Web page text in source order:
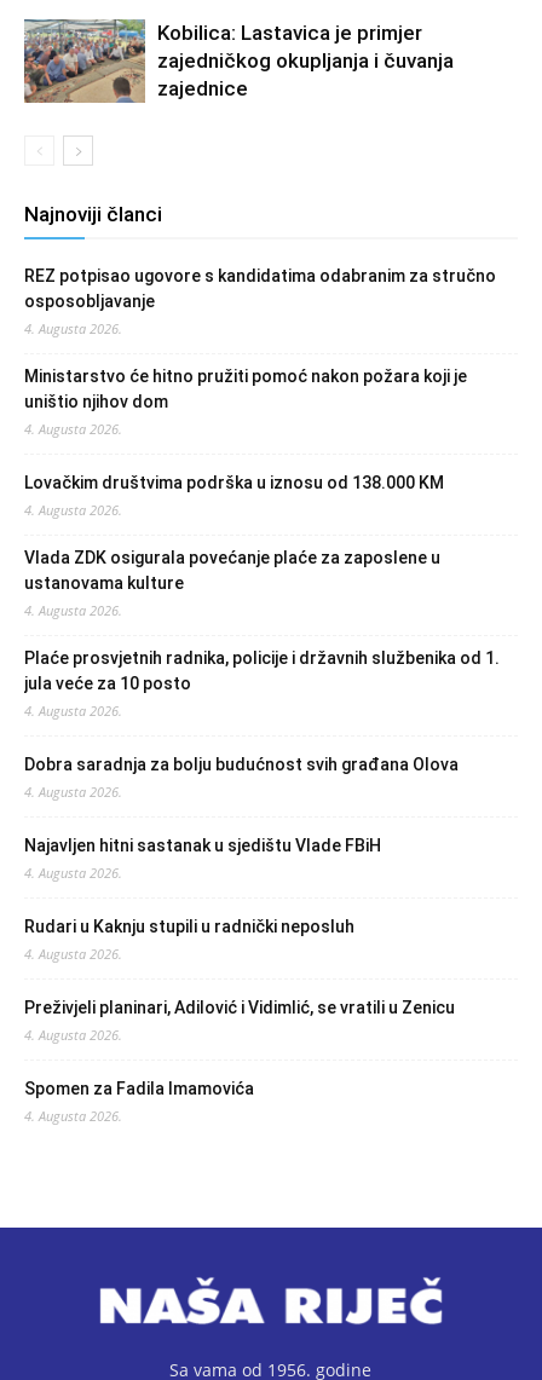
Kobilica: Lastavica je primjer
zajedničkog okupljanja i čuvanja
zajednice
Najnoviji članci
REZ potpisao ugovore s kandidatima odabranim za stručno
osposobljavanje
4. Augusta 2026.
Ministarstvo će hitno pružiti pomoć nakon požara koji je
uništio njihov dom
4. Augusta 2026.
Lovačkim društvima podrška u iznosu od 138.000 KM
4. Augusta 2026.
Vlada ZDK osigurala povećanje plaće za zaposlene u
ustanovama kulture
4. Augusta 2026.
Plaće prosvjetnih radnika, policije i državnih službenika od 1.
jula veće za 10 posto
4. Augusta 2026.
Dobra saradnja za bolju budućnost svih građana Olova
4. Augusta 2026.
Najavljen hitni sastanak u sjedištu Vlade FBiH
4. Augusta 2026.
Rudari u Kaknju stupili u radnički neposluh
4. Augusta 2026.
Preživjeli planinari, Adilović i Vidimlić, se vratili u Zenicu
4. Augusta 2026.
Spomen za Fadila Imamovića
4. Augusta 2026.
Sa vama od 1956. godine